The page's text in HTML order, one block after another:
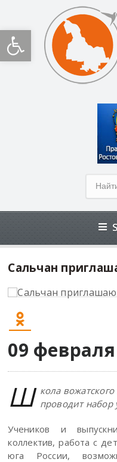
Открыть панель
Сальчан
09 февраля
Ш кола
проводит набор
Учеников и
коллектив, работа с
юга России,